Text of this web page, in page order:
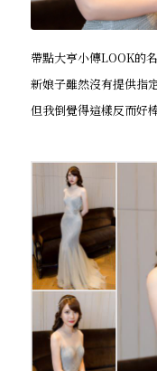
帶點大亨小傳LOOK的
新娘子雖然沒有提供指
但我倒覺得這樣反而好